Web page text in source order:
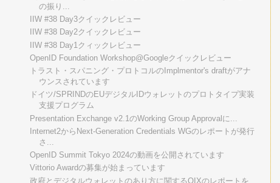
の振り...
IIW #38 Day3クイックレビュー
IIW #38 Day2クイックレビュー
IIW #38 Day1クィックレビュー
OpenID Foundation Workshop@Googleクイックレビュー
トラスト・スパニング・プロトコルのImplmentor's draftがアナ
ウンスされています
ドイツ/SPRINDのEUデジタルIDウォレットのプロトタイプ実装
支援プログラム
Presentation Exchange v2.1のWorking Group Approvalに...
Internet2からNext-Generation Credentials WGのレポートが発行
さ...
OpenID Summit Tokyo 2024の動画を公開されています
Vittorio Awardの募集が始まっています
政府とデジタルウォレットのあり方に関するOIXのレポートを